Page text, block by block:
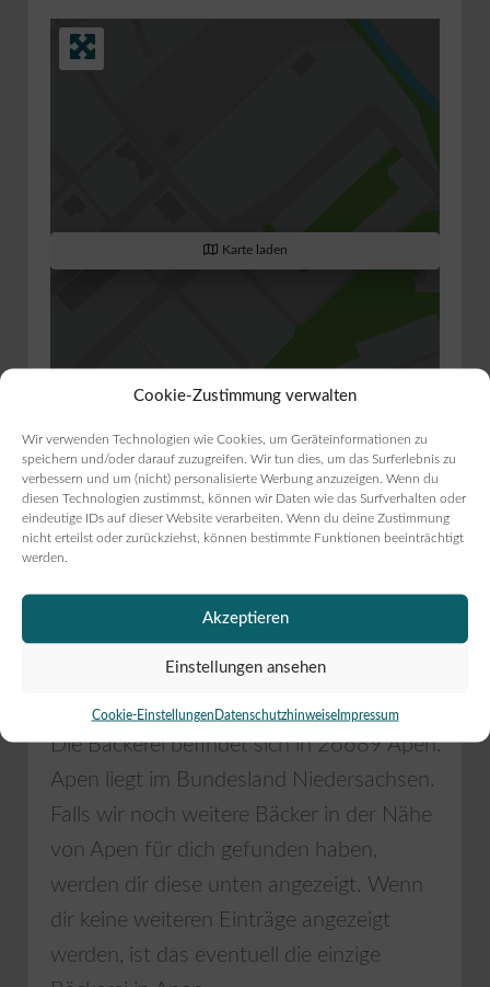
Cookie-Zustimmung verwalten
Wir verwenden Technologien wie Cookies, um Geräteinformationen zu
speichern und/oder darauf zuzugreifen. Wir tun dies, um das Surferlebnis zu
verbessern und um (nicht) personalisierte Werbung anzuzeigen. Wenn du
diesen Technologien zustimmst, können wir Daten wie das Surfverhalten oder
eindeutige IDs auf dieser Website verarbeiten. Wenn du deine Zustimmung
nicht erteilst oder zurückziehst, können bestimmte Funktionen beeinträchtigt
werden.
Akzeptieren
Einstellungen ansehen
Cookie-Einstellungen DatenschutzhinweiseImpressum
Karte laden
Gib deinen Standort ein.
Anfahrtsbeschreibung anfordern
Umgebung
Die Bäckerei befindet sich in26689 Apen.
Apen liegt im Bundesland Niedersachsen .
Falls wir noch weitere Bäcker in der Nähe
von Apen für dich gefunden haben,
werden dir diese unten angezeigt. Wenn
dir keine weiteren Einträge angezeigt
werden, ist das eventuell die einzige